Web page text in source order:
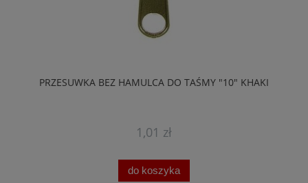
PRZESUWKA BEZ HAMULCA DO TAŚMY "10" KHAKI
1,01 zł
do koszyka